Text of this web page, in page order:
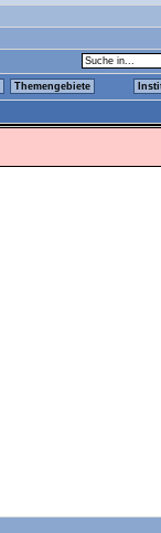
Themengebiete